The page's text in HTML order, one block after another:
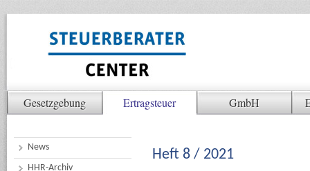
Gesetzgebung Ertragsteuer GmbH
News
HHR-Archiv
Heft 8 / 2021